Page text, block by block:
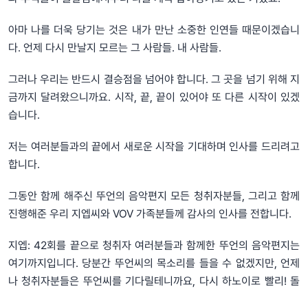
아마 나를 더욱 당기는 것은 내가 만난 소중한 인연들 때문이겠습니
다. 언제 다시 만날지 모르는 그 사람들. 내 사람들.
그러나 우리는 반드시 결승점을 넘어야 합니다. 그 곳을 넘기 위해 지
금까지 달려왔으니까요. 시작, 끝, 끝이 있어야 또 다른 시작이 있겠
습니다.
저는 여러분들과의 끝에서 새로운 시작을 기대하며 인사를 드리려고
합니다.
그동안 함께 해주신 뚜언의 음악편지 모든 청취자분들, 그리고 함께
진행해준 우리 지엡씨와 VOV 가족분들께 감사의 인사를 전합니다.
지엡: 42회를 끝으로 청취자 여러분들과 함께한 뚜언의 음악편지는
여기까지입니다. 당분간 뚜언씨의 목소리를 들을 수 없겠지만, 언제
나 청취자분들은 뚜언씨를 기다릴테니까요, 다시 하노이로 빨리! 돌